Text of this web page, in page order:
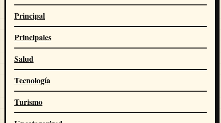
Principal
Principales
Salud
Tecnología
Turismo